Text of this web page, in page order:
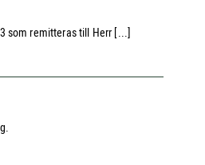
som remitteras till Herr [...]